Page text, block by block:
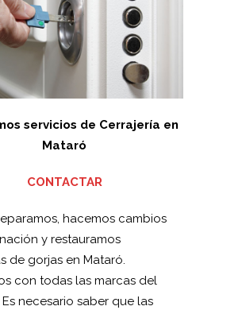
servicios de Cerrajería en
Mataró
CONTACTAR
hacemos cambios
y restauramos
de gorjas en Mataró.
con todas las marcas del
necesario saber que las